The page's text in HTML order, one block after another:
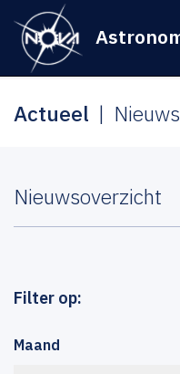
Actueel Nieuws
Nieuwsoverzicht
Filter op:
Maand